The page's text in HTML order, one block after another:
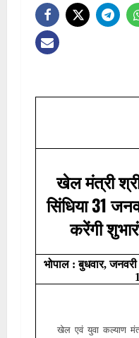
खेल मंत्री
सिंधिया 31
करेंगी
भोपाल : बुधवार,
खेल एवं युवा कल्याण